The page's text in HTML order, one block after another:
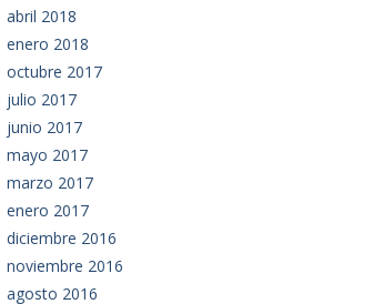
abril 2018
enero 2018
octubre 2017
julio 2017
junio 2017
mayo 2017
marzo 2017
enero 2017
diciembre 2016
noviembre 2016
agosto 2016